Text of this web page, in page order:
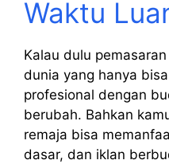
Waktu
Kalau dulu
dunia yang hanya
profesional dengan
berubah. Bahkan
remaja bisa
dasar, dan iklan